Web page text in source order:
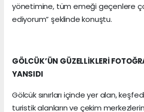
yönetimine, tüm emeği geçenlere
ediyorum” şeklinde konuştu.
GÖLCÜK’ÜN GÜZELLİKLERİ
YANSIDI
Gölcük sınırları içinde yer alan,
turistik alanların ve çekim